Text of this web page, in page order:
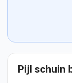
Pijl schuin